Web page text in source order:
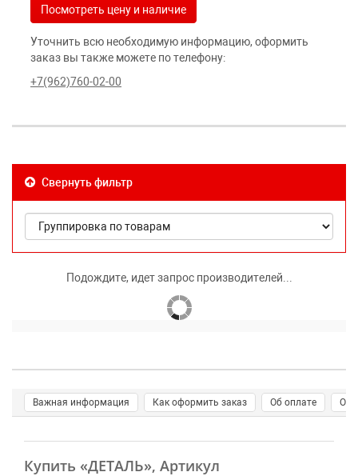
Посмотреть цену и наличие
Уточнить всю необходимую информацию, оформить
заказ вы также можете по телефону:
+7(962)760-02-00
Свернуть фильтр
Подождите, идет запрос производителей...
Важная информация Как оформить заказ Об оплате О
Купить «ДЕТАЛЬ», Артикул